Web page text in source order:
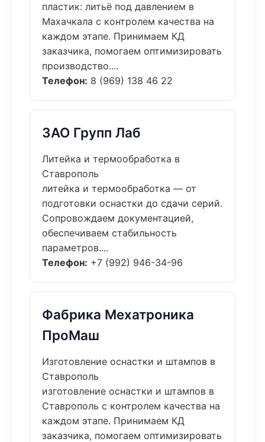
пластик: литьё под давлением в
Махачкала с контролем качества на
каждом этапе. Принимаем КД
заказчика, помогаем оптимизировать
производство....
Телефон: 8 (969) 138 46 22
ЗАО Групп Лаб
Литейка и термообработка в
Ставрополь
литейка и термообработка — от
подготовки оснастки до сдачи серий.
Сопровождаем документацией,
обеспечиваем стабильность
параметров....
Телефон: +7 (992) 946-34-96
Фабрика Мехатроника
ПроМаш
Изготовление оснастки и штампов в
Ставрополь
изготовление оснастки и штампов в
Ставрополь с контролем качества на
каждом этапе. Принимаем КД
заказчика, помогаем оптимизировать